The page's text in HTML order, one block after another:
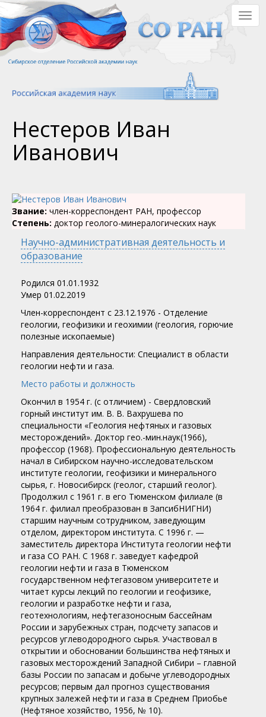
Перейти
к
основному
содержанию
Нестеров Иван
Иванович
Звание: член-корреспондент РАН, профессор
Степень: доктор геолого-минералогических наук
Научно-административная деятельность и
образование
Родился 01.01.1932
Умер 01.02.2019
Член-корреспондент c 23.12.1976 - Отделение
геологии, геофизики и геохимии (геология, горючие
полезные ископаемые)
Направления деятельности: Специалист в области
геологии нефти и газа.
Место работы и должность
Окончил в 1954 г. (с отличием) - Свердловский
горный институт им. В. В. Вахрушева по
специальности «Геология нефтяных и газовых
месторождений». Доктор гео.-мин.наук(1966),
профессор (1968). Профессиональную деятельность
начал в Сибирском научно-исследовательском
институте геологии, геофизики и минерального
сырья, г. Новосибирск (геолог, старший геолог).
Продолжил с 1961 г. в его Тюменском филиале (в
1964 г. филиал преобразован в ЗапсибНИГНИ)
старшим научным сотрудником, заведующим
отделом, директором института. С 1996 г. —
заместитель директора Института геологии нефти
и газа СО РАН. С 1968 г. заведует кафедрой
геологии нефти и газа в Тюменском
государственном нефтегазовом университете и
читает курсы лекций по геологии и геофизике,
геологии и разработке нефти и газа,
геотехнологиям, нефтегазоносным бассейнам
России и зарубежных стран, подсчету запасов и
ресурсов углеводородного сырья. Участвовал в
открытии и обосновании большинства нефтяных и
газовых месторождений Западной Сибири – главной
базы России по запасам и добыче углеводородных
ресурсов; первым дал прогноз существования
крупных залежей нефти и газа в Среднем Приобье
(Нефтяное хозяйство, 1956, № 10).